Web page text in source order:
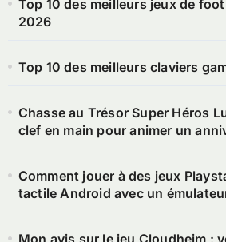
Top 10 des meilleurs jeux de
2026
Top 10 des meilleurs claviers
Chasse au Trésor Super Héros
clef en main pour animer un
Comment jouer à des jeux
tactile Android avec un